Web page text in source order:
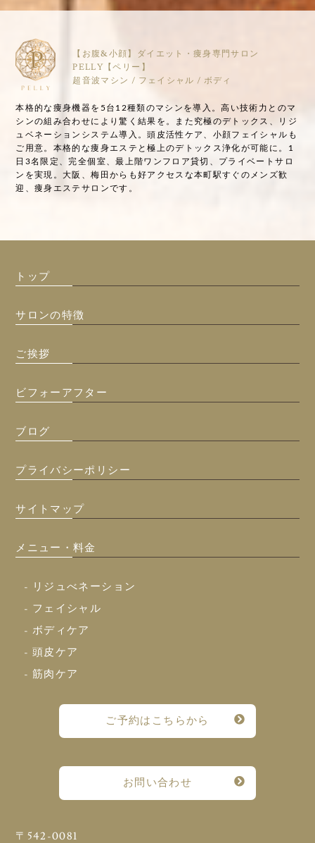
【お腹&小顔】ダイエット・痩身専門サロン
PELLY【ペリー】
超音波マシン / フェイシャル / ボディ
本格的な痩身機器を5台12種類のマシンを導入。高い技術力とのマ
シンの組み合わせにより驚く結果を。また究極のデトックス、リジ
ュベネーションシステム導入。頭皮活性ケア、小顔フェイシャルも
ご用意。本格的な痩身エステと極上のデトックス浄化が可能に。1
日3名限定、完全個室、最上階ワンフロア貸切、プライベートサロ
ンを実現。大阪、梅田からも好アクセスな本町駅すぐのメンズ歓
迎、痩身エステサロンです。
トップ
サロンの特徴
ご挨拶
ビフォーアフター
ブログ
プライバシーポリシー
サイトマップ
メニュー・料金
- リジュべネーション
- フェイシャル
- ボディケア
- 頭皮ケア
- 筋肉ケア
ご予約はこちらから
お問い合わせ
〒542-0081